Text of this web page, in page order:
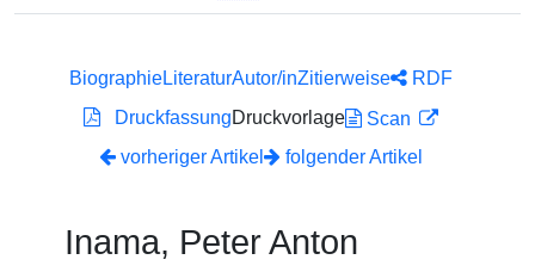
BiographieLiteraturAutor/inZitierweise
RDF
DruckfassungDruckvorlage
Scan
vorheriger Artikel
folgender Artikel
Inama, Peter Anton